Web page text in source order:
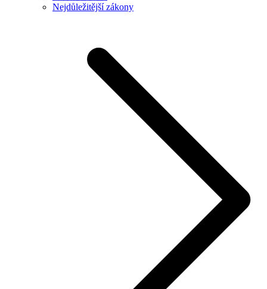
Nejdůležitější zákony